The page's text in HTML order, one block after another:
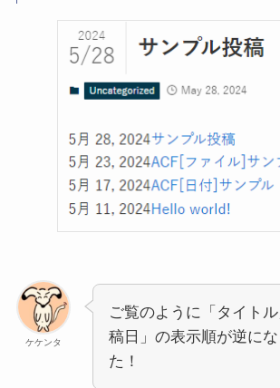
ケケンタ
ご覧のように「タイト
稿日」の表示順が逆に
た！